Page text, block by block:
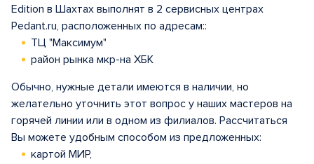
Edition в Шахтах выполнят в 2 сервисных центрах
Pedant.ru, расположенных по адресам::
ТЦ "Максимум"
район рынка мкр-на ХБК
Обычно, нужные детали имеются в наличии, но
желательно уточнить этот вопрос у наших мастеров на
горячей линии или в одном из филиалов. Рассчитаться
Вы можете удобным способом из предложенных:
картой МИР,